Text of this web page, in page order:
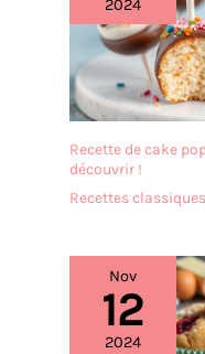
2024
Recette de cake
découvrir !
Recettes classiques
Nov
12
2024